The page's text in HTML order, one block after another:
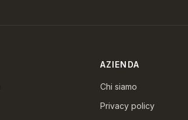
AZIENDA
Chi siamo
Privacy policy